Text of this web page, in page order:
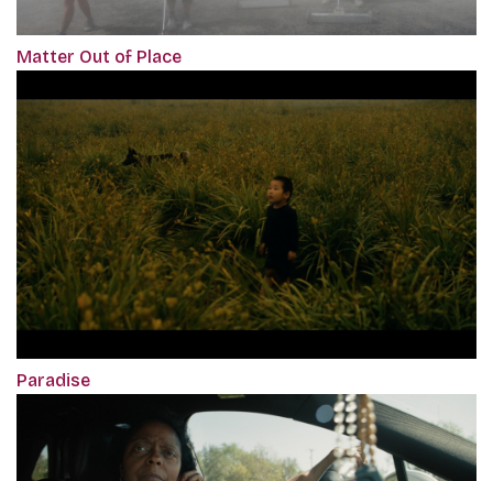
Matter Out of Place
Paradise